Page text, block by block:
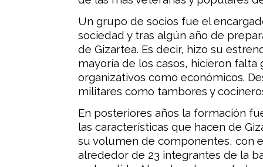
Un grupo de socios fue el
sociedad y tras algún año de
de Gizartea. Es decir, hizo su
mayoría de los casos, hicieron
organizativos como económicos.
militares como tambores y
En posteriores años la formación
las características que hacen de
su volumen de componentes, con
alrededor de 23 integrantes de la